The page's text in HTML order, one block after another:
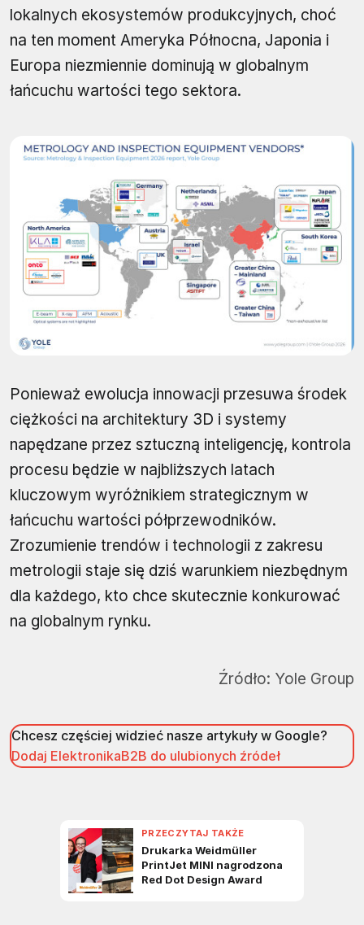
lokalnych ekosystemów produkcyjnych, choć
na ten moment Ameryka Północna, Japonia i
Europa niezmiennie dominują w globalnym
łańcuchu wartości tego sektora.
Ponieważ ewolucja innowacji przesuwa środek
ciężkości na architektury 3D i systemy
napędzane przez sztuczną inteligencję, kontrola
procesu będzie w najbliższych latach
kluczowym wyróżnikiem strategicznym w
łańcuchu wartości półprzewodników.
Zrozumienie trendów i technologii z zakresu
metrologii staje się dziś warunkiem niezbędnym
dla każdego, kto chce skutecznie konkurować
na globalnym rynku.
Źródło: Yole Group
Chcesz częściej widzieć nasze artykuły w Google?
Dodaj ElektronikaB2B do ulubionych źródeł